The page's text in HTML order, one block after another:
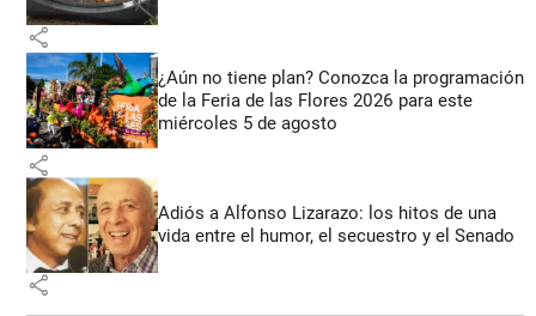
share
¿Aún no tiene plan? Conozca la programación
de la Feria de las Flores 2026 para este
miércoles 5 de agosto
share
Adiós a Alfonso Lizarazo: los hitos de una
vida entre el humor, el secuestro y el Senado
share